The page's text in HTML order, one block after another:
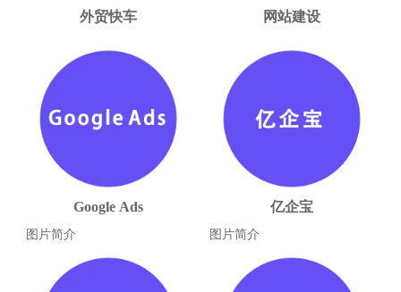
外贸快车 网站建设
Google Ads
图片简介
亿企宝
图片简介